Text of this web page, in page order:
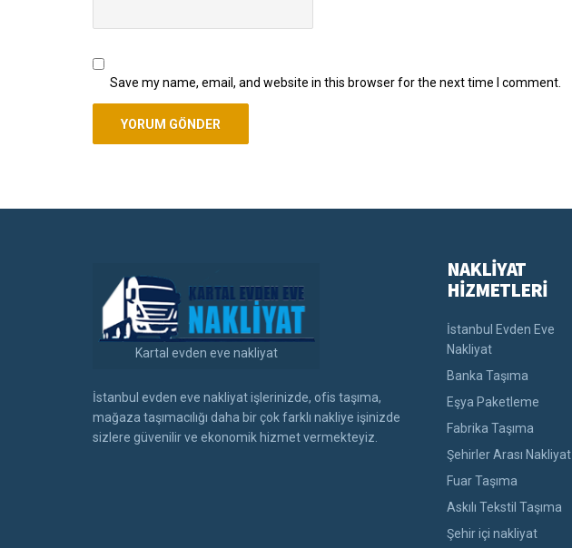
Save my name, email, and website in this browser for the next time I comment.
Kartal evden eve nakliyat
İstanbul evden eve nakliyat işlerinizde, ofis taşıma,
mağaza taşımacılığı daha bir çok farklı nakliye işinizde
sizlere güvenilir ve ekonomik hizmet vermekteyiz.
NAKLİYAT
HİZMETLERİ
İstanbul Evden Eve
Nakliyat
Banka Taşıma
Eşya Paketleme
Fabrika Taşıma
Şehirler Arası Nakliyat
Fuar Taşıma
Askılı Tekstil Taşıma
Şehir içi nakliyat